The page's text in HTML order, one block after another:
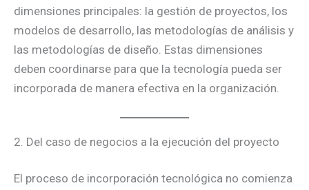
dimensiones principales: la gestión de proyectos, los
modelos de desarrollo, las metodologías de análisis y
las metodologías de diseño. Estas dimensiones
deben coordinarse para que la tecnología pueda ser
incorporada de manera efectiva en la organización.
2. Del caso de negocios a la ejecución del proyecto
El proceso de incorporación tecnológica no comienza